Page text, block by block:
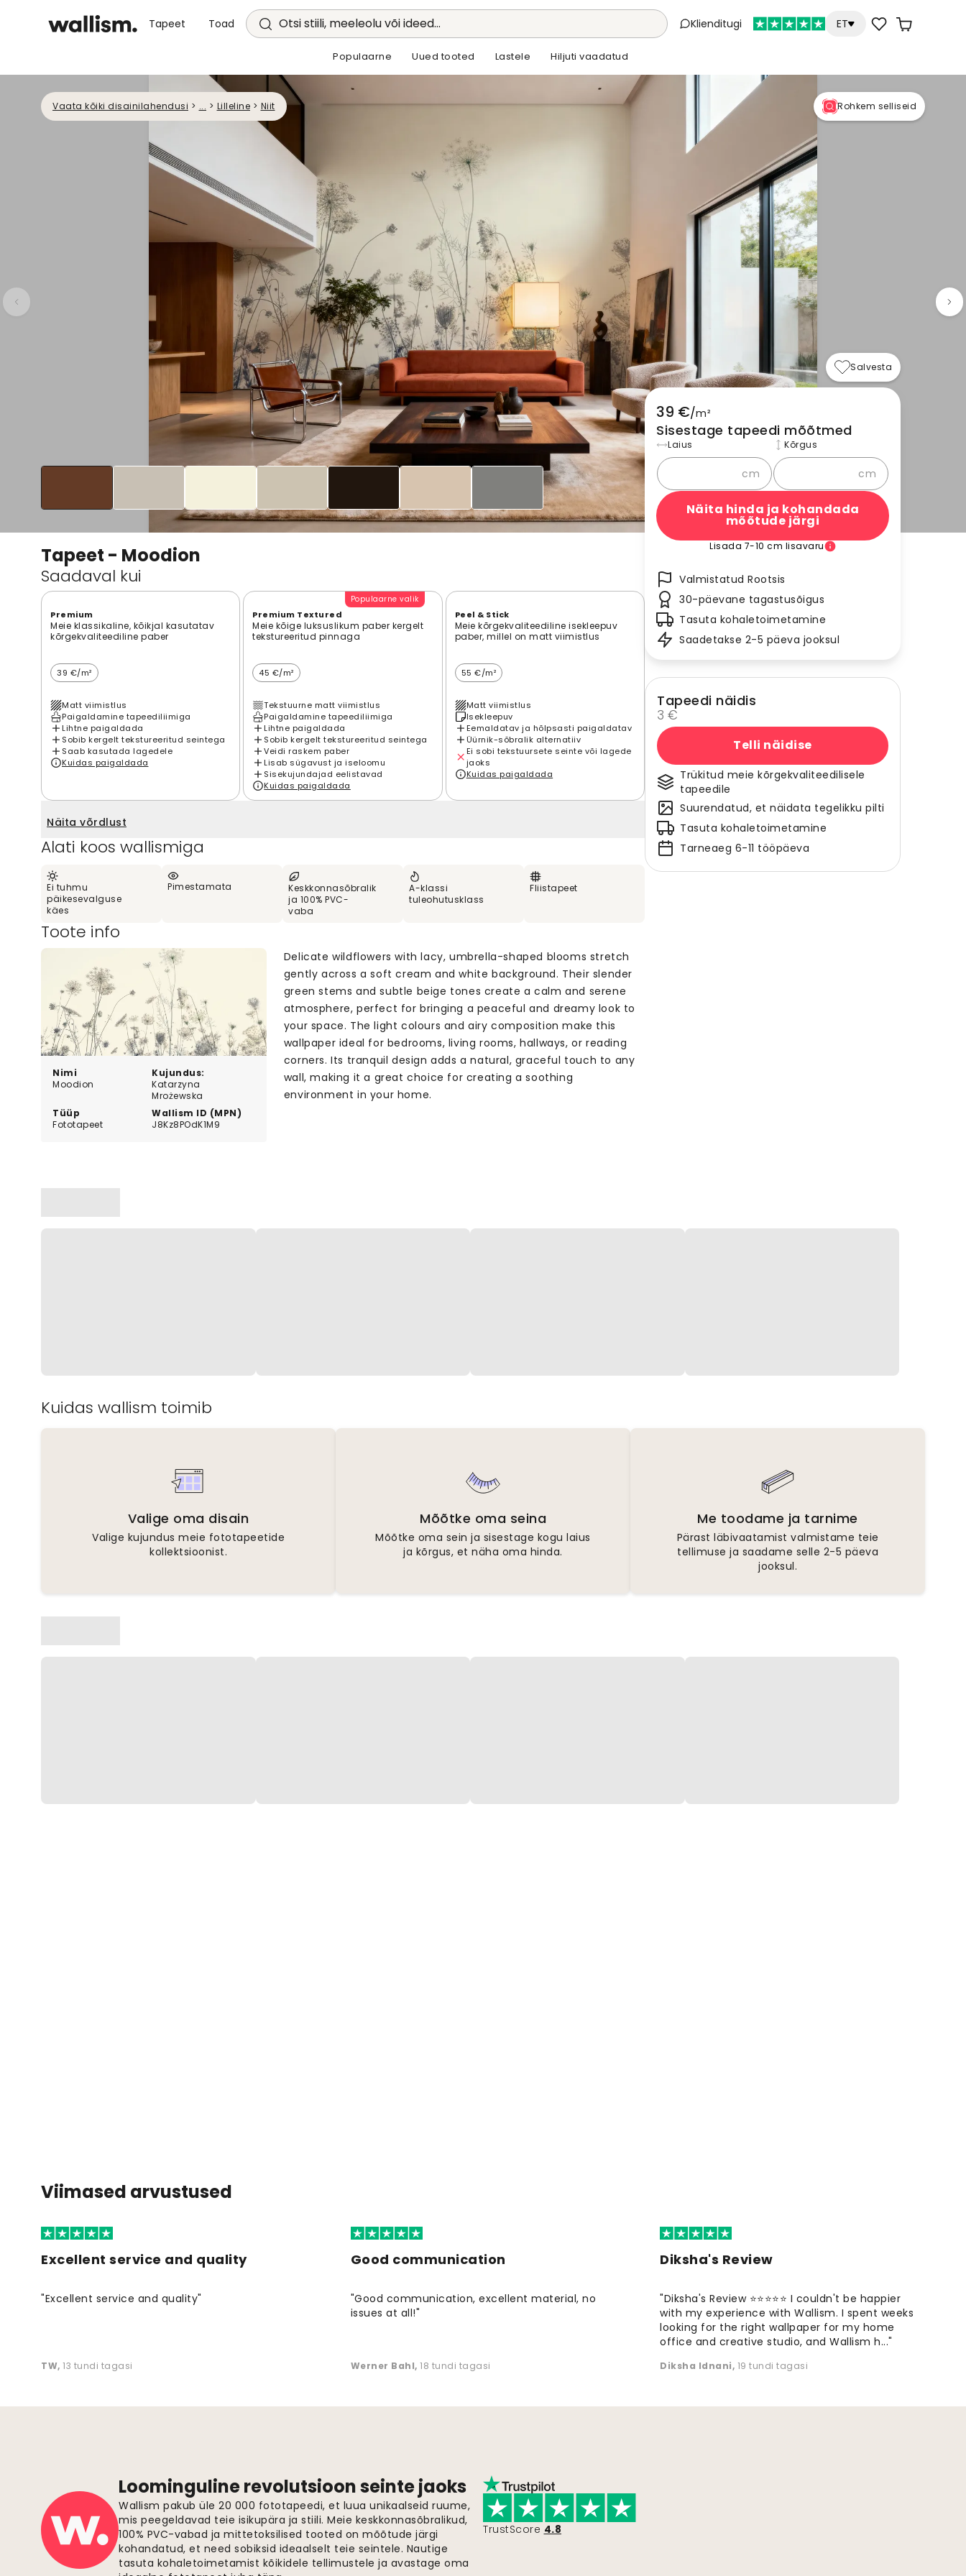
Tapeet Toad Otsi stiili, meeleolu või ideed... Klienditugi ET
Populaarne Uued tooted Lastele Hiljuti vaadatud
Vaata kõiki disainilahendusi > ... > Lilleline > Niit Rohkem selliseid
Tapeet - Moodion
Saadaval kui
Premium
Meie klassikaline, kõikjal kasutatav
kõrgekvaliteediline paber
39 €/m²
Matt viimistlus
Paigaldamine tapeediliimiga
Lihtne paigaldada
Sobib kergelt tekstureeritud seintega
Saab kasutada lagedele
Kuidas paigaldada
Populaarne valik
Premium Textured
Meie kõige luksuslikum paber kergelt
tekstureeritud pinnaga
45 €/m²
Tekstuurne matt viimistlus
Paigaldamine tapeediliimiga
Lihtne paigaldada
Sobib kergelt tekstureeritud seintega
Veidi raskem paber
Lisab sügavust ja iseloomu
Sisekujundajad eelistavad
Kuidas paigaldada
Peel & Stick
Meie kõrgekvaliteediline isekleepuv
paber, millel on matt viimistlus
55 €/m²
Matt viimistlus
Isekleepuv
Eemaldatav ja hõlpsasti paigaldatav
Üürnik-sõbralik alternatiiv
Ei sobi tekstuursete seinte või lagede
jaoks
Kuidas paigaldada
Näita võrdlust
Alati koos wallismiga
Ei tuhmu
päikesevalguse
käes
Pimestamata
Keskkonnasõbralik
ja 100% PVC-
vaba
A-klassi
tuleohutusklass
Fliistapeet
Toote info
Nimi
Moodion
Kujundus:
Katarzyna
Mrożewska
Tüüp
Fototapeet
Wallism ID (MPN)
J8Kz8POdK1M9
Delicate wildflowers with lacy, umbrella-shaped blooms stretch
gently across a soft cream and white background. Their slender
green stems and subtle beige tones create a calm and serene
atmosphere, perfect for bringing a peaceful and dreamy look to
your space. The light colours and airy composition make this
wallpaper ideal for bedrooms, living rooms, hallways, or reading
corners. Its tranquil design adds a natural, graceful touch to any
wall, making it a great choice for creating a soothing
environment in your home.
Salvesta
39 €/m²
Sisestage tapeedi mõõtmed
Laius
cm
Kõrgus
cm
Näita hinda ja kohandada
mõõtude järgi
Lisada 7-10 cm lisavaru
Valmistatud Rootsis
30-päevane tagastusõigus
Tasuta kohaletoimetamine
Saadetakse 2-5 päeva jooksul
Tapeedi näidis
3 €
Telli näidise
Trükitud meie kõrgekvaliteedilisele
tapeedile
Suurendatud, et näidata tegelikku pilti
Tasuta kohaletoimetamine
Tarneaeg 6-11 tööpäeva
Kuidas wallism toimib
Valige oma disain
Valige kujundus meie fototapeetide
kollektsioonist.
Mõõtke oma seina
Mõõtke oma sein ja sisestage kogu laius
ja kõrgus, et näha oma hinda.
Me toodame ja tarnime
Pärast läbivaatamist valmistame teie
tellimuse ja saadame selle 2-5 päeva
jooksul.
Viimased arvustused
Excellent service and quality
"Excellent service and quality"
TW, 13 tundi tagasi
Good communication
"Good communication, excellent material, no
issues at all!"
Werner Bahl, 18 tundi tagasi
Diksha's Review
"Diksha's Review ⭐⭐⭐⭐⭐ I couldn't be happier
with my experience with Wallism. I spent weeks
looking for the right wallpaper for my home
office and creative studio, and Wallism h..."
Diksha Idnani, 19 tundi tagasi
Loominguline revolutsioon seinte jaoks
Wallism pakub üle 20 000 fototapeedi, et luua unikaalseid ruume,
mis peegeldavad teie isikupära ja stiili. Meie keskkonnasõbralikud,
100% PVC-vabad ja mittetoksilised tooted on mõõtude järgi
kohandatud, et need sobiksid ideaalselt teie seintele. Nautige
tasuta kohaletoimetamist kõikidele tellimustele ja avastage oma
TrustScore 4.8